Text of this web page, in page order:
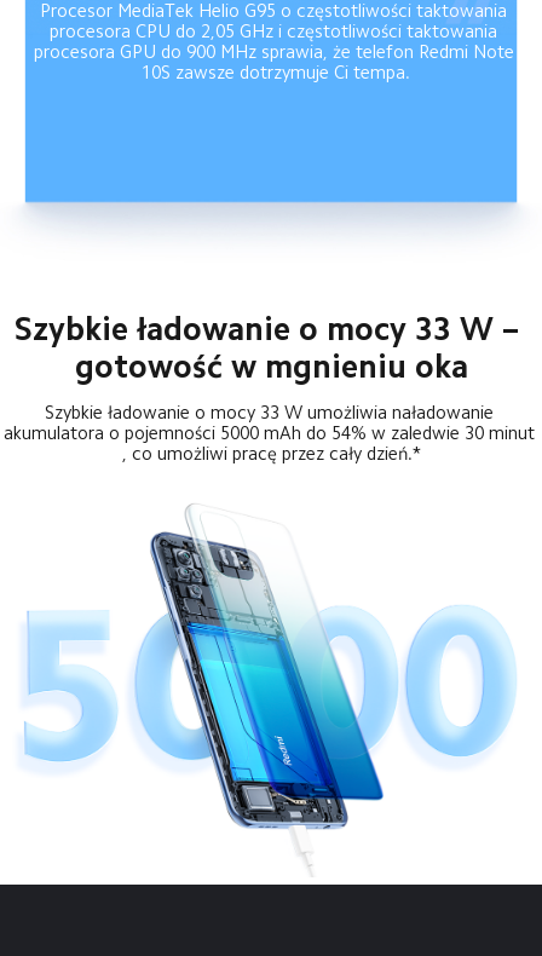
Procesor MediaTek Helio G95 o częstotliwości taktowania
procesora CPU do 2,05 GHz i częstotliwości taktowania
procesora GPU do 900 MHz sprawia, że telefon Redmi Note
10S zawsze dotrzymuje Ci tempa.
Szybkie ładowanie o mocy 33 W –
gotowość w mgnieniu oka
Szybkie ładowanie o mocy 33 W umożliwia naładowanie
akumulatora o pojemności 5000 mAh do 54% w zaledwie 30 minut
, co umożliwi pracę przez cały dzień.*